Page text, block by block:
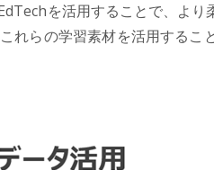
を活用することで、よ
らの学習素材を活用する